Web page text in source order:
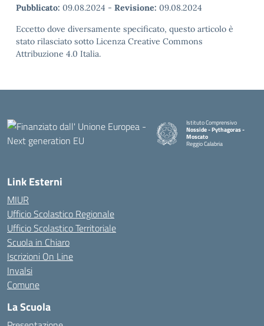
Pubblicato: 09.08.2024 - Revisione: 09.08.2024
Eccetto dove diversamente specificato, questo articolo è
stato rilasciato sotto Licenza Creative Commons
Attribuzione 4.0 Italia.
Istituto Comprensivo
Nosside - Pythagoras -
Moscato
Reggio Calabria
— Visita la pagina iniziale della
Link Esterni
MIUR
Ufficio Scolastico Regionale
Ufficio Scolastico Territoriale
Scuola in Chiaro
Iscrizioni On Line
Invalsi
Comune
La Scuola